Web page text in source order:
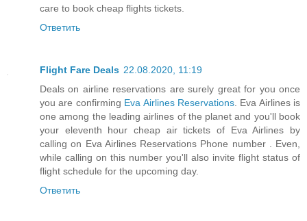
care to book cheap flights tickets.
Ответить
Flight Fare Deals 22.08.2020, 11:19
Deals on airline reservations are surely great for you once
you are confirming Eva Airlines Reservations. Eva Airlines is
one among the leading airlines of the planet and you'll book
your eleventh hour cheap air tickets of Eva Airlines by
calling on Eva Airlines Reservations Phone number . Even,
while calling on this number you'll also invite flight status of
flight schedule for the upcoming day.
Ответить